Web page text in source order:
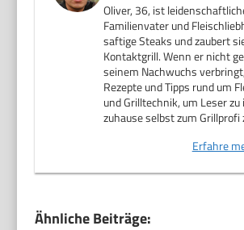
Oliver, 36, ist
Familienvater und
saftige Steaks und zaubert
Kontaktgrill. Wenn er nicht
seinem Nachwuchs
Rezepte und Tipps rund um
und Grilltechnik, um Leser
zuhause selbst zum Grillprofi
Erfahre
Ähnliche Beiträge: